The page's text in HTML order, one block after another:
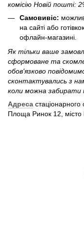
комісію Новій пошті:
Самовивіс:
на сайті або
офлайн-магазині.
Як тільки ваше
сформоване та
обов'язково
сконтактувались з
коли можна забирати
Адреса
Площа Ринок 12, місто